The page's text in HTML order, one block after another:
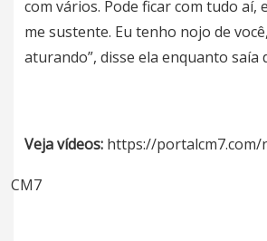
com vários. Pode ficar com tudo aí,
me sustente. Eu tenho nojo de
aturando”, disse ela enquanto saía
Veja vídeos: https://portalcm7.com/
CM7